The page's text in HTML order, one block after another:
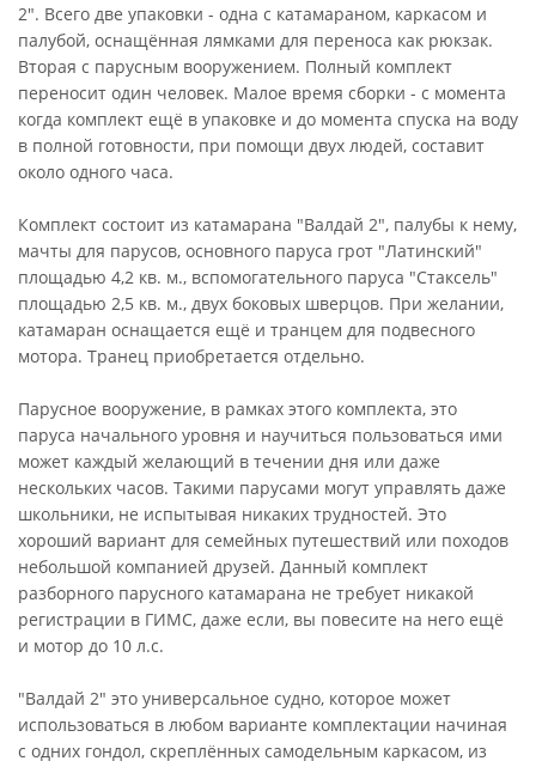
2". Всего две упаковки - одна с катамараном, каркасом и
палубой, оснащённая лямками для переноса как рюкзак.
Вторая с парусным вооружением. Полный комплект
переносит один человек. Малое время сборки - с момента
когда комплект ещё в упаковке и до момента спуска на воду
в полной готовности, при помощи двух людей, составит
около одного часа.
Комплект состоит из катамарана "Валдай 2", палубы к нему,
мачты для парусов, основного паруса грот "Латинский"
площадью 4,2 кв. м., вспомогательного паруса "Стаксель"
площадью 2,5 кв. м., двух боковых шверцов. При желании,
катамаран оснащается ещё и транцем для подвесного
мотора. Транец приобретается отдельно.
Парусное вооружение, в рамках этого комплекта, это
паруса начального уровня и научиться пользоваться ими
может каждый желающий в течении дня или даже
нескольких часов. Такими парусами могут управлять даже
школьники, не испытывая никаких трудностей. Это
хороший вариант для семейных путешествий или походов
небольшой компанией друзей. Данный комплект
разборного парусного катамарана не требует никакой
регистрации в ГИМС, даже если, вы повесите на него ещё
и мотор до 10 л.с.
"Валдай 2" это универсальное судно, которое может
использоваться в любом варианте комплектации начиная
с одних гондол, скреплённых самодельным каркасом, из